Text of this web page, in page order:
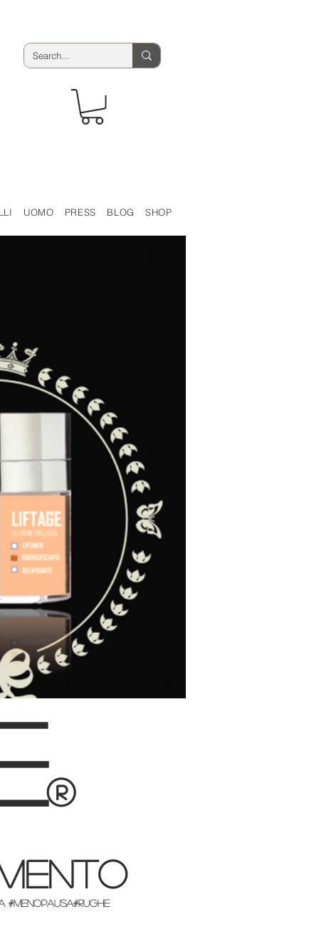
UOMO PRESS BLOG SHOP
®
#MENOPAUSA#RUGHE